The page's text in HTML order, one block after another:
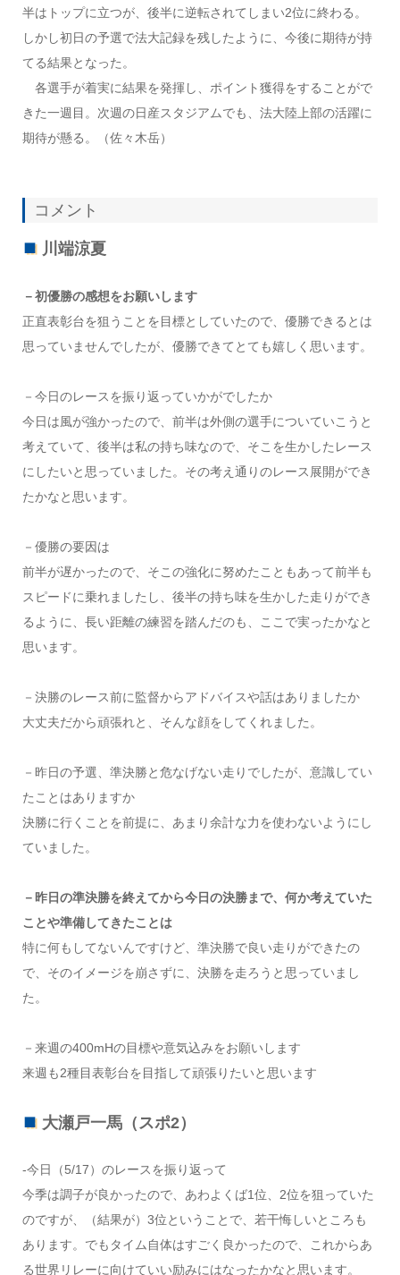
半はトップに立つが、後半に逆転されてしまい2位に終わる。
しかし初日の予選で法大記録を残したように、今後に期待が持
てる結果となった。
各選手が着実に結果を発揮し、ポイント獲得をすることがで
きた一週目。次週の日産スタジアムでも、法大陸上部の活躍に
期待が懸る。（佐々木岳）
コメント
川端涼夏
－初優勝の感想をお願いします
正直表彰台を狙うことを目標としていたので、優勝できるとは
思っていませんでしたが、優勝できてとても嬉しく思います。
－今日のレースを振り返っていかがでしたか
今日は風が強かったので、前半は外側の選手についていこうと
考えていて、後半は私の持ち味なので、そこを生かしたレース
にしたいと思っていました。その考え通りのレース展開ができ
たかなと思います。
－優勝の要因は
前半が遅かったので、そこの強化に努めたこともあって前半も
スピードに乗れましたし、後半の持ち味を生かした走りができ
るように、長い距離の練習を踏んだのも、ここで実ったかなと
思います。
－決勝のレース前に監督からアドバイスや話はありましたか
大丈夫だから頑張れと、そんな顔をしてくれました。
－昨日の予選、準決勝と危なげない走りでしたが、意識してい
たことはありますか
決勝に行くことを前提に、あまり余計な力を使わないようにし
ていました。
－昨日の準決勝を終えてから今日の決勝まで、何か考えていた
ことや準備してきたことは
特に何もしてないんですけど、準決勝で良い走りができたの
で、そのイメージを崩さずに、決勝を走ろうと思っていまし
た。
－来週の400mHの目標や意気込みをお願いします
来週も2種目表彰台を目指して頑張りたいと思います
大瀬戸一馬（スポ2）
-今日（5/17）のレースを振り返って
今季は調子が良かったので、あわよくば1位、2位を狙っていた
のですが、（結果が）3位ということで、若干悔しいところも
あります。でもタイム自体はすごく良かったので、これからあ
る世界リレーに向けていい励みにはなったかなと思います。